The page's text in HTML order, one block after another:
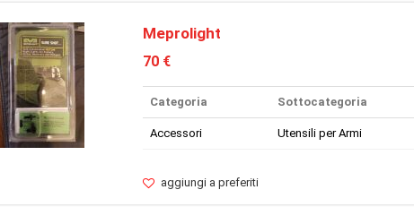
Meprolight
70 €
Categoria Sottocategoria
Accessori Utensili per Armi
aggiungi a preferiti